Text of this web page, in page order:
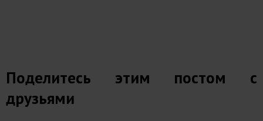
Поделитесь этим постом с
друзьями